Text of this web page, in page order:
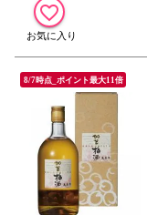
8/7時点_ポイント最大11倍